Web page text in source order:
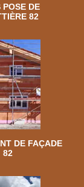
POSE DE
82
DE FAÇADE
82